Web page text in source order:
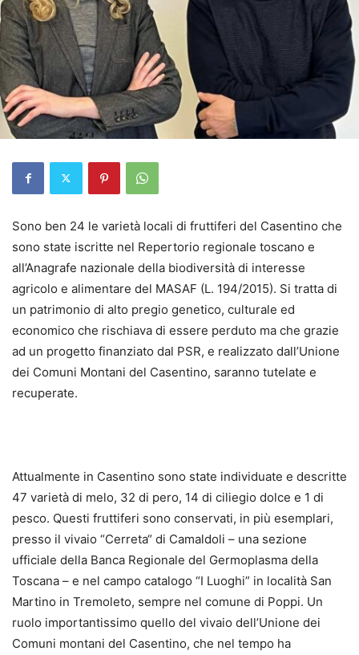
Sono ben 24 le varietà locali di fruttiferi del Casentino che
sono state iscritte nel Repertorio regionale toscano e
all’Anagrafe nazionale della biodiversità di interesse
agricolo e alimentare del MASAF (L. 194/2015). Si tratta di
un patrimonio di alto pregio genetico, culturale ed
economico che rischiava di essere perduto ma che grazie
ad un progetto finanziato dal PSR, e realizzato dall’Unione
dei Comuni Montani del Casentino, saranno tutelate e
recuperate.
Attualmente in Casentino sono state individuate e descritte
47 varietà di melo, 32 di pero, 14 di ciliegio dolce e 1 di
pesco. Questi fruttiferi sono conservati, in più esemplari,
presso il vivaio “Cerreta“ di Camaldoli – una sezione
ufficiale della Banca Regionale del Germoplasma della
Toscana – e nel campo catalogo “I Luoghi” in località San
Martino in Tremoleto, sempre nel comune di Poppi. Un
ruolo importantissimo quello del vivaio dell’Unione dei
Comuni montani del Casentino, che nel tempo ha